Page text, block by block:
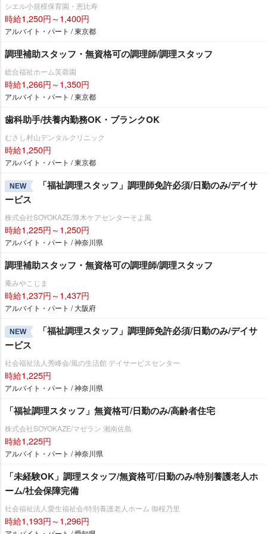
シエル小規模保育園・恵比寿
時給1,250円～1,400円
アルバイト・パート / 東京都
調理補助スタッフ・無資格可の調理師/調理スタッフ
総合福祉ホーム芙蓉園
時給1,266円～1,350円
アルバイト・パート / 東京都
歯科助手/扶養内勤務OK・ブランクOK
むさし村山デンタルクリニック
時給1,250円
アルバイト・パート / 東京都
NEW
「福祉調理スタッフ」調理師免許必須/日勤のみ/デイサ
ービス
株式会社SOYOKAZE/厚木ケアセンターそよ風
時給1,225円～1,250円
アルバイト・パート / 神奈川県
調理補助スタッフ・無資格可の調理師/調理スタッフ
庵みやこじま
時給1,237円～1,437円
アルバイト・パート / 大阪府
NEW
「福祉調理スタッフ」調理師免許必須/日勤のみ/デイサ
ービス
社会福祉法人秀峰会/風の生活館 デイサービスセンター
時給1,225円
アルバイト・パート / 神奈川県
「福祉調理スタッフ」無資格可/日勤のみ/高齢者住宅
株式会社SOYOKAZE/マゼラン 湘南佐島
時給1,225円
アルバイト・パート / 神奈川県
「未経験OK」調理スタッフ/無資格可/日勤のみ/特別養護老人ホ
ーム/社会保障完備
社会福祉法人愛生福祉会/特別養護老人ホーム 御桜乃里
時給1,193円～1,296円